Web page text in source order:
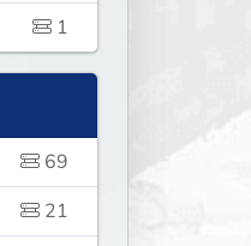
1
69
21